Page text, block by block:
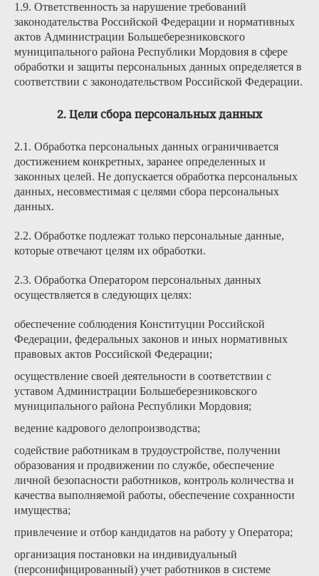
1.9. Ответственность за нарушение требований
законодательства Российской Федерации и нормативных
актов Администрации Большеберезниковского
муниципального района Республики Мордовия в сфере
обработки и защиты персональных данных определяется в
соответствии с законодательством Российской Федерации.
2. Цели сбора персональных данных
2.1. Обработка персональных данных ограничивается
достижением конкретных, заранее определенных и
законных целей. Не допускается обработка персональных
данных, несовместимая с целями сбора персональных
данных.
2.2. Обработке подлежат только персональные данные,
которые отвечают целям их обработки.
2.3. Обработка Оператором персональных данных
осуществляется в следующих целях:
обеспечение соблюдения Конституции Российской
Федерации, федеральных законов и иных нормативных
правовых актов Российской Федерации;
осуществление своей деятельности в соответствии с
уставом Администрации Большеберезниковского
муниципального района Республики Мордовия;
ведение кадрового делопроизводства;
содействие работникам в трудоустройстве, получении
образования и продвижении по службе, обеспечение
личной безопасности работников, контроль количества и
качества выполняемой работы, обеспечение сохранности
имущества;
привлечение и отбор кандидатов на работу у Оператора;
организация постановки на индивидуальный
(персонифицированный) учет работников в системе